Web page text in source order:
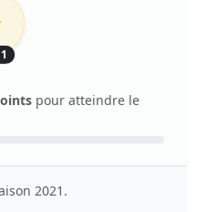
pour atteindre le
2021.